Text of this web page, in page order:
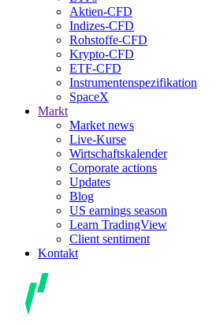
Aktien-CFD
Indizes-CFD
Rohstoffe-CFD
Krypto-CFD
ETF-CFD
Instrumentenspezifikation
SpaceX
Markt
Market news
Live-Kurse
Wirtschaftskalender
Corporate actions
Updates
Blog
US earnings season
Learn TradingView
Client sentiment
Kontakt